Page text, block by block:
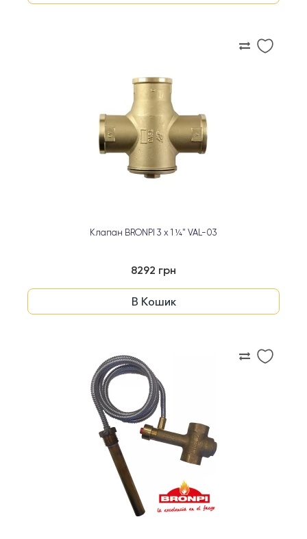
Клапан BRONPI 3 x 1 ¼" VAL-03
8292 грн
В Кошик